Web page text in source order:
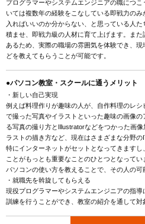
プログラマーやシステムエンジニアの職につ
いては複数年の経験をこなしている即戦力の
入ればいいのか分からない、と思っている人
積ませ、即戦力級の人材に育て上げます。ま
あるため、実際の職場の雰囲気を体験でき、
どを教えてもらうことが可能です。
●パソコン教室・スクールに通うメリット
・新しい自己実現
例えば料理作りが趣味の人が、自作料理のレ
で撮った写真やイラストといった趣味の画像
る写真の撮り方とIllustratorなどをつかった画
ラストの描き方など、現在はさまざまな分野の
特にインターネットがセットとなってきます
ことがもっとも重要なことのひとつとなってい
パソコンの使い方を教えることで、その人の
・就職先を斡旋してもらえる
現役プログラマーやシステムエンジニアの指
訓練を行うことができ、教室の紹介を通して対